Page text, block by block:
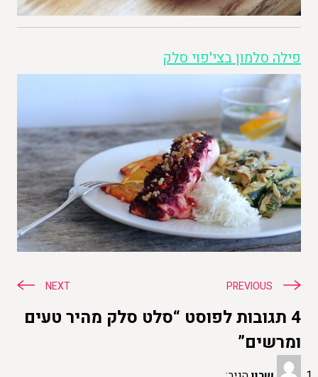
פילה סלמון בצי'פוי סלק
ניווטPREVIOUS
NEXT
4 תגובות לפוסט “סלט סלק מהיר טעים
ומרשים”